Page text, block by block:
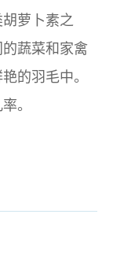
萝卜素之
蔬菜和家禽
的羽毛中。
。